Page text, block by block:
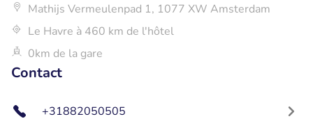
Mathijs Vermeulenpad 1, 1077 XW Amsterdam
Le Havre à 460 km de l'hôtel
0km de la gare
Contact
+31882050505